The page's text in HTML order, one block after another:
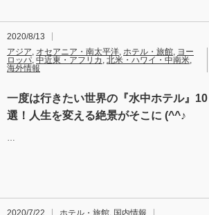
2020/8/13
アジア, オセアニア・南太平洋, ホテル・旅館, ヨー
ロッパ, 中近東・アフリカ , 北米・ハワイ・中南米,
海外情報
一度は行きたい世界の『水中ホテル』10
選！人生を変える絶景がそこに (^^♪
…
2020/7/22 ホテル・旅館, 国内情報